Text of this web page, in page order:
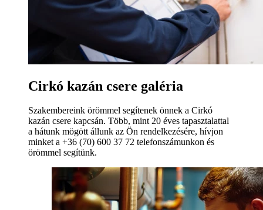
Cirkó kazán csere galéria
Szakembereink örömmel segítenek önnek a Cirkó
kazán csere kapcsán. Több, mint 20 éves tapasztalattal
a hátunk mögött állunk az Ön rendelkezésére, hívjon
minket a +36 (70) 600 37 72 telefonszámunkon és
örömmel segítünk.